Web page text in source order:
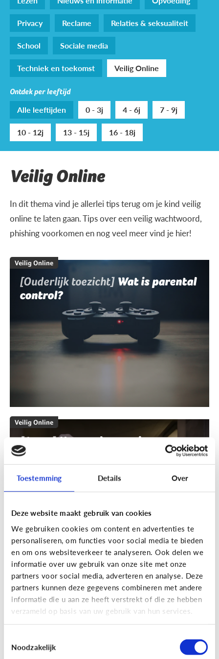
Toestemming Details Over
Deze website maakt gebruik van cookies
We gebruiken cookies om content en advertenties te
personaliseren, om functies voor social media te bieden
en om ons websiteverkeer te analyseren. Ook delen we
informatie over uw gebruik van onze site met onze
partners voor social media, adverteren en analyse. Deze
partners kunnen deze gegevens combineren met andere
informatie die u aan ze heeft verstrekt of die ze hebben
verzameld op basis van uw gebruik van hun services.
Noodzakelijk
Privacy
Reclame
Relaties & seksualiteit
School
Sociale media
Techniek en toekomst
Veilig Online
Ontdek per leeftijd
Alle leeftijden 0 - 3j 4 - 6j
7 - 9j
10 - 12j
13 - 15j 16 - 18j
Veilig Online
In dit thema vind je allerlei tips terug om je kind veilig
online te laten gaan. Tips over een veilig wachtwoord,
phishing voorkomen en nog veel meer vind je hier!
Veilig Online
[Ouderlijk toezicht] Wat is parental
control?
Veilig Online
[Actua]Hoe snel geven jongeren
hun bankkaart in ruil voor geld?
En wat zijn 'geldezels'?
[Hoe werkt het?]Locatiegegevens
delen via de smartphone